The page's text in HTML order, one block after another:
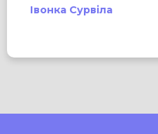
Івонка Сурвіла